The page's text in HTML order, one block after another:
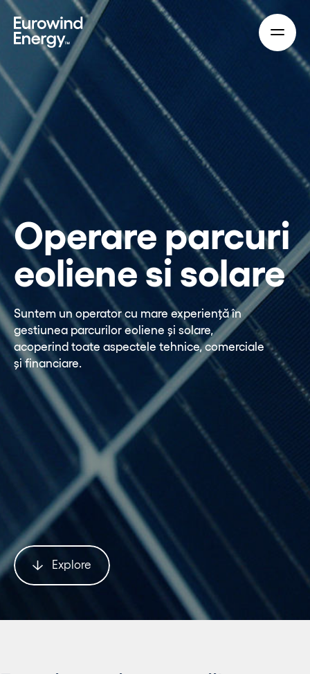
Skip to main content
Operare parcuri
eoliene si solare
Suntem un operator cu mare experiență în
gestiunea parcurilor eoliene și solare,
acoperind toate aspectele tehnice, comerciale
și financiare.
Explore